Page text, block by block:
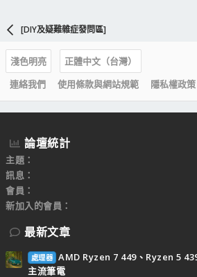
[DIY及疑難雜症發問區]
淺色明亮
正體中文（台灣）
連絡我們
使用條款與網站規範 隱私權政策
論壇統計
主題
訊息
會員
新加入的會員
最新文章
處理器 AMD Ryzen 7 449、Ryzen 5
主流筆電